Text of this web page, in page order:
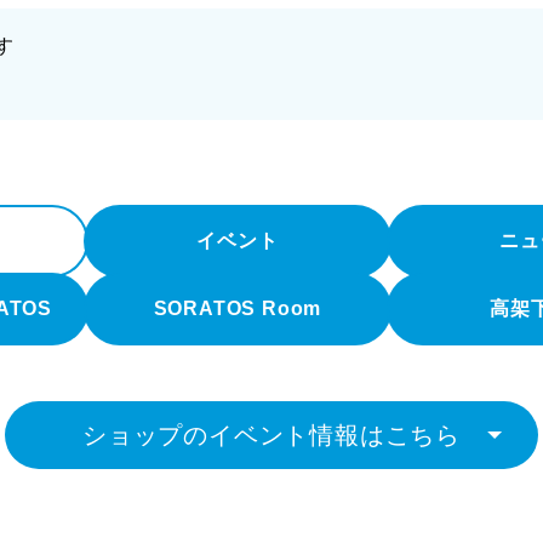
イベント ニ
SORATOS Room 高架
ショップのイベント情報はこちら